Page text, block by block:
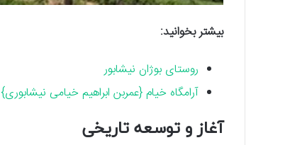
بیشتر بخوانید:
روستای بوژان نیشابور
آرامگاه خیام {عمربن ابراهیم خیامی نیشابوری}
آغاز و توسعه تاریخی